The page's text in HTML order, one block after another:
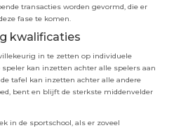
transacties worden gevormd, die er
fase te komen.
kwalificaties
in te zetten op individuele
kan inzetten achter alle spelers aan
tafel kan inzetten achter alle andere
bent en blijft de sterkste middenvelder
in de sportschool, als er zoveel